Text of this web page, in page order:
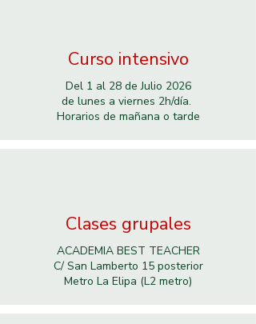
Curso intensivo
Del 1 al 28 de Julio 2026
de lunes a viernes 2h/día.
Horarios de mañana o tarde
Clases grupales
ACADEMIA BEST TEACHER
C/ San Lamberto 15 posterior
Metro La Elipa (L2 metro)